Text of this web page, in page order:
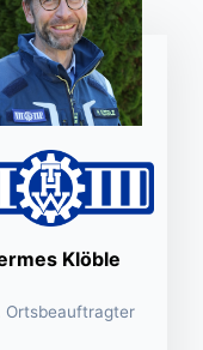
Klöble
Ortsbeauftragter